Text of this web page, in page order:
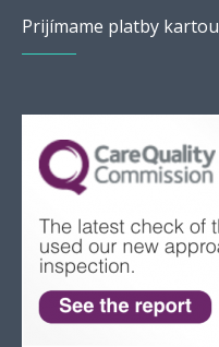
Prijímame platby kartou
Bulgarian
Romanian